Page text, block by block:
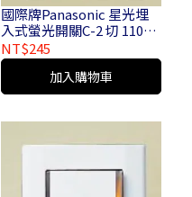
國際牌Panasonic 星光埋
入式螢光開關C-2 切 110V 2
開 110V 2 切 220V 2 開
220V_WTDFP 5252 K
WTDFP 7252 K
NT$245
加入購物車